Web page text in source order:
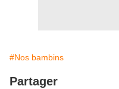
#Nos bambins
Partager